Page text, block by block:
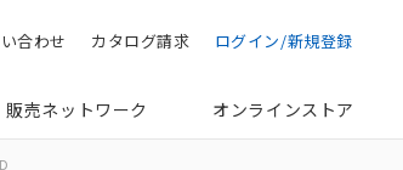
ログイン/新規登録
カタログ請求
合わせ
販売ネットワーク オンラインストア